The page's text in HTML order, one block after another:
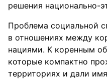
решения национально-
Проблема социальной
в отношениях между
нациями. К коренным
которые компактно
территориях и дали